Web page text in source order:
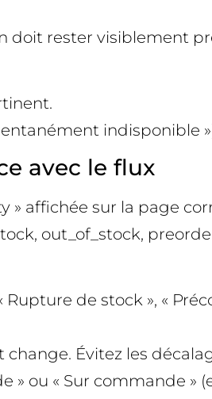
doit rester visiblement
indisponible
avec le flux
» affichée sur la page
out_of_stock,
de stock », «
Évitez les
ou « Sur commande »